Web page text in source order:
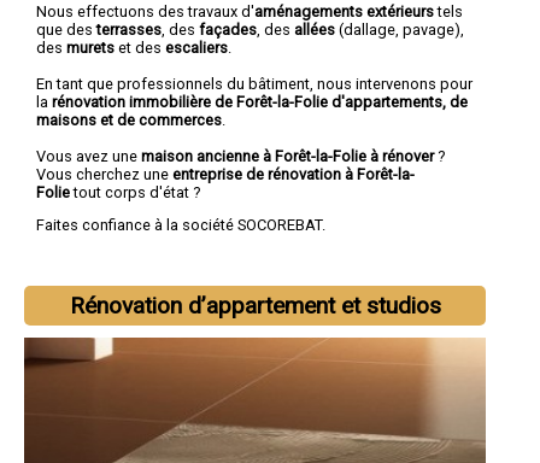
Nous effectuons des travaux d'aménagements extérieurstels
que desterrasses , des façades , des allées (dallage, pavage),
des murets et des escaliers
En tant que professionnels du bâtiment, nous intervenons pour
la rénovation immobilière de Forêt-la-Folie d'appartements, de
maisons et de commerces
Vous avez une maison ancienne à Forêt-la-Folie à rénover?
Vous cherchez une entreprise de rénovation à Forêt-la-
Folietout corps d'état ?
Faites confiance à la société SOCOREBAT.
Rénovation d’appartement et studios